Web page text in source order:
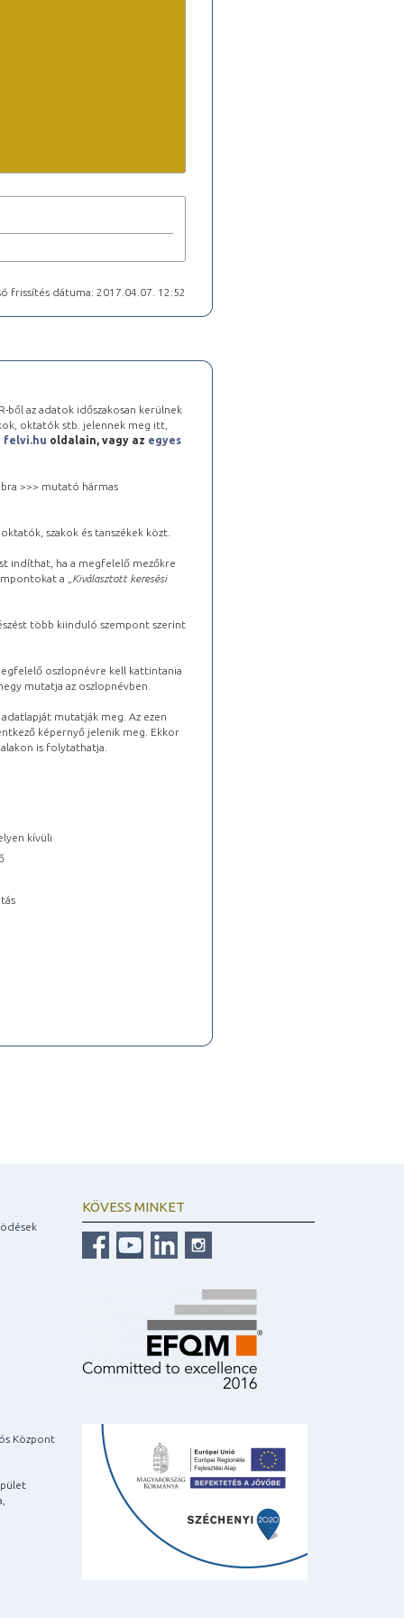
frissítés dátuma: 2017.04.07. 12:52
ből az adatok időszakosan kerülnek
oktatók stb. jelennek meg itt,
felvi.hu oldalain, vagy az egyes
>>> mutató hármas
szakok és tanszékek közt.
indíthat, ha a megfelelő mezőkre
a „ Kiválasztott keresési
több kiinduló szempont szerint
oszlopnévre kell kattintania
mutatja az oszlopnévben.
mutatják meg. Az ezen
képernyő jelenik meg. Ekkor
is folytathatja.
kívüli
Központ
KÖVESS MINKET